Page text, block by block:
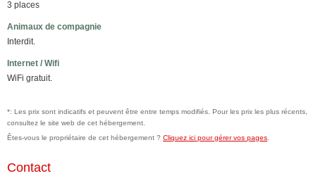
3 places
Animaux de compagnie
Interdit.
Internet / Wifi
WiFi gratuit.
*: Les prix sont indicatifs et peuvent être entre temps modifiés. Pour les prix les plus récents,
consultez le site web de cet hébergement.
Êtes-vous le propriétaire de cet hébergement ? Cliquez ici pour gérer vos pages
Contact